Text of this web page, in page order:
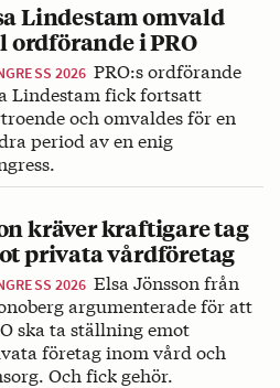
Lindestam omvald
ordförande i PRO
2026 PRO:s ordförande
Lindestam fick fortsatt
och omvaldes för en
period av en enig
kräver kraftigare tag
privata vårdföretag
2026 Elsa Jönsson från
argumenterade för att
ska ta ställning emot
företag inom vård och
Och fick gehör.